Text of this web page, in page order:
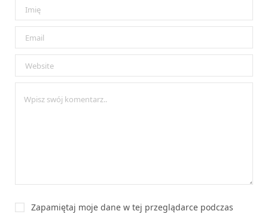
Zapamiętaj moje dane w tej przeglądarce podczas